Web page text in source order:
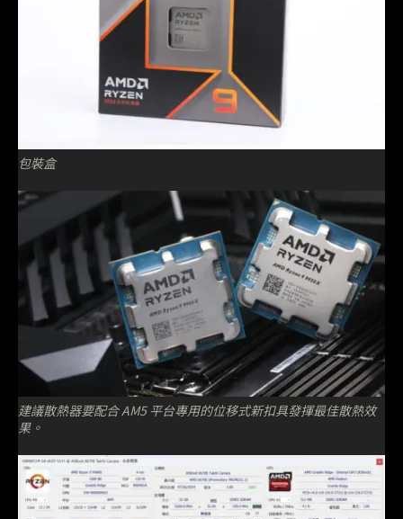
包裝盒
建議散熱器要配合 AM5 平台專用的位移式新扣具發揮最佳散熱效
果。